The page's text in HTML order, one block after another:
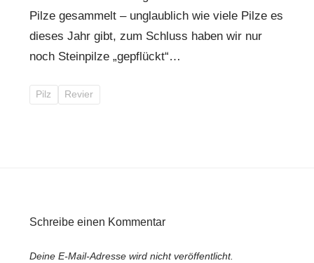
Pilze gesammelt – unglaublich wie viele Pilze es
dieses Jahr gibt, zum Schluss haben wir nur
noch Steinpilze „gepflückt“…
Pilz Revier
Schreibe einen Kommentar
Deine E-Mail-Adresse wird nicht veröffentlicht.